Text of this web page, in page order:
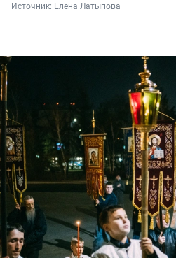
Источник: Елена Латыпова